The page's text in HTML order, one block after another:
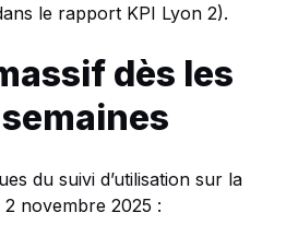
le rapport KPI Lyon 2).
dès les
du suivi d’utilisation sur la
novembre 2025 :